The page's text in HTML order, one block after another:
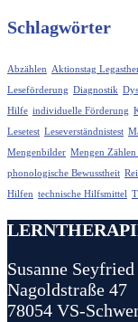
Schlagwörter
Abzählen Aktionstag
Leseförderung Diagnostik
Hilfe individuelle Förderung
Lesetest Leseverständnistest
Mengenbilder Mengen
phonologische Bewusstheit
Hilfen technische Hilfsmittel
Susanne Seyfried
Nagoldstraße 47
78054 VS-